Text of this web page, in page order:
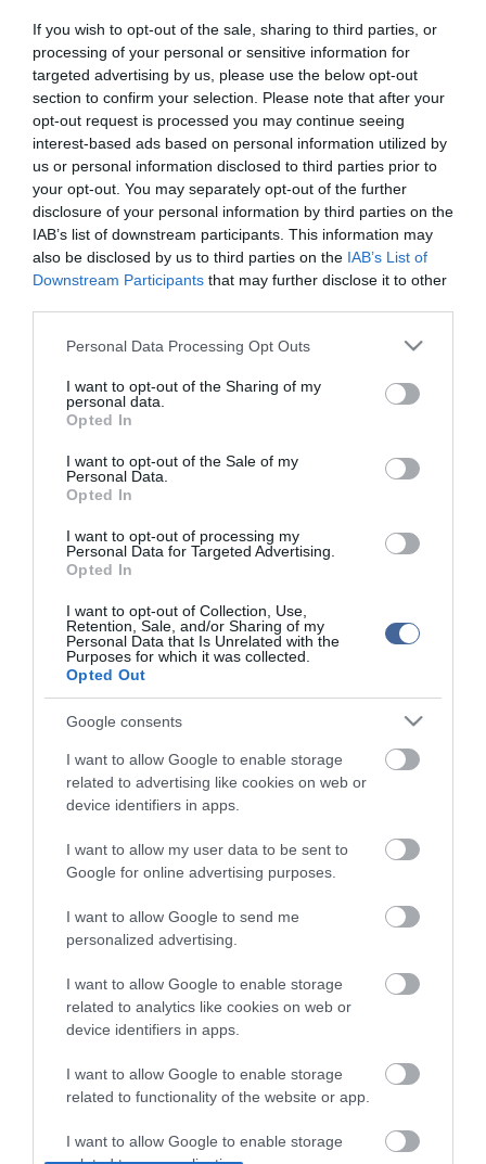
If you wish to opt-out of the sale, sharing to third parties, or
processing of your personal or sensitive information for
targeted advertising by us, please use the below opt-out
section to confirm your selection. Please note that after your
opt-out request is processed you may continue seeing
interest-based ads based on personal information utilized by
us or personal information disclosed to third parties prior to
your opt-out. You may separately opt-out of the further
disclosure of your personal information by third parties on the
IAB’s list of downstream participants. This information may
also be disclosed by us to third parties on the IAB’s List of
Downstream Participants that may further disclose it to other
Please note that this website/app uses one or more Google
not limited to your visit or usage behaviour. You may click to
grant or deny consent to Google and its third-party tags to
use your data for below specified purposes in below Google
consent section.
Personal Data Processing Opt Outs
I want to opt-out of the Sharing of my
personal data.
Opted In
I want to opt-out of the Sale of my
Personal Data.
Opted In
I want to opt-out of processing my
Personal Data for Targeted Advertising.
Opted In
I want to opt-out of Collection, Use,
Retention, Sale, and/or Sharing of my
Personal Data that Is Unrelated with the
Purposes for which it was collected.
Opted Out
Google consents
I want to allow Google to enable storage
related to advertising like cookies on web or
device identifiers in apps.
I want to allow my user data to be sent to
Google for online advertising purposes.
I want to allow Google to send me
personalized advertising.
I want to allow Google to enable storage
related to analytics like cookies on web or
device identifiers in apps.
I want to allow Google to enable storage
related to functionality of the website or app.
I want to allow Google to enable storage
Mint elmondta, a Városligetben lévő intézmények körüli területek
viszonylag karban vannak tartva, míg a liget parkrésze nagyon
rossz állapotban van, amelyen javítani fognak.
Baán László a műsorban beszélt arról is, hogy csaknem száz civil
szervezettel működnek együtt a munka során.
Liget Budapest: a zuglói képviselő-testület van, amit támogat,
Év végén elbontják a városligeti bódésort
Megújul és bővül a Városliget zöldfelülete
Figyelem! A cikkhez hozzáfűzött hozzászólások nem a
kommenteket nem tudja befolyásolni - azok az olvasók személyes véleményét
tartalmazzák.
Kérjük, kulturáltan, mások személyiségi jogainak és jó hírnevének tiszteletben
ma.hu legfrissebb hírei:
Nagy erőkkel keresik a szomjazó gólyát megmentő
Árpádot
Kenyában bezzeg minden zöldebb
Második világháborús német katonai motorkerékpár
bukkant elő a Dunából
az államfőválasztás
Szomjazó gólyának adott inni egy férfi Tiszakécskénél -
megható pillanatot rögzített a kamera
delfinanya
top cikkek: